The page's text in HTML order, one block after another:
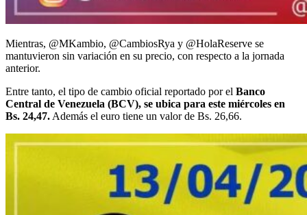
Mientras, @MKambio, @CambiosRya y @HolaReserve se
mantuvieron sin variación en su precio, con respecto a la jornada
anterior.
Entre tanto, el tipo de cambio oficial reportado por el Banco
Central de Venezuela (BCV), se ubica para este miércoles en
Bs. 24,47. Además el euro tiene un valor de Bs. 26,66.